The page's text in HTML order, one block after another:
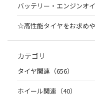
バッテリー・エンジンオ
☆高性能タイヤをお求め
カテゴリ
タイヤ関連（656）
ホイール関連（40）